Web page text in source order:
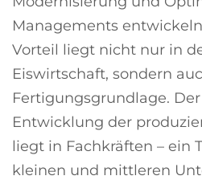
Managements
Vorteil liegt nicht nur in
Eiswirtschaft, sondern
Fertigungsgrundlage.
Entwicklung der
liegt in Fachkräften – ein
kleinen und mittleren